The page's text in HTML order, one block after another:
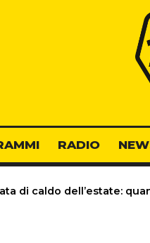
RADIO
di caldo dell’estate: